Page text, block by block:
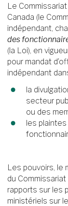
Le
Canada (le
indépendant,
des
(la Loi), en
pour mandat
indépendant
la
secteur
ou des
les
Les pouvoirs, le
du
rapports sur les
ministériels sur